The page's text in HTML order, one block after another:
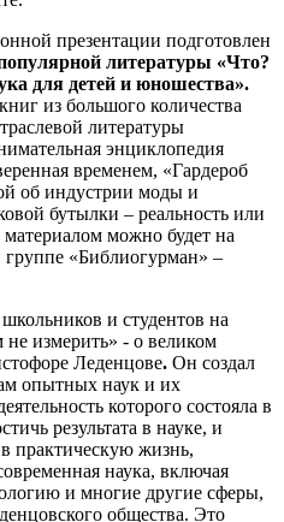
презентации подготовлен
литературы «Что?
для детей и юношества».
из большого количества
литературы
энциклопедия
временем, «Гардероб
об индустрии моды и
бутылки – реальность или
можно будет на
группе «Библиогурман» –
и студентов на
измерить» - о великом
Леденцове. Он создал
опытных наук и их
которого состояла в
результата в науке, и
практическую жизнь,
наука, включая
и многие другие сферы,
общества. Это